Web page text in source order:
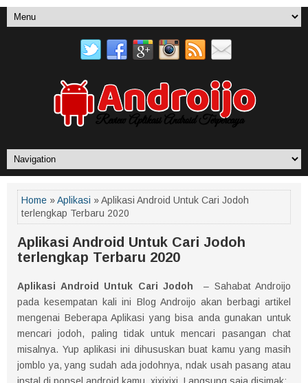
Home »Aplikasi » Aplikasi Android Untuk Cari Jodoh
terlengkap Terbaru 2020
Aplikasi Android Untuk Cari Jodoh
terlengkap Terbaru 2020
Aplikasi Android Untuk Cari Jodoh
– Sahabat Androijo
pada kesempatan kali ini Blog Androijo akan berbagi artikel
mengenai Beberapa Aplikasi yang bisa anda gunakan untuk
mencari jodoh, paling tidak untuk mencari pasangan chat
misalnya. Yup aplikasi ini dihususkan buat kamu yang masih
jomblo ya, yang sudah ada jodohnya, ndak usah pasang atau